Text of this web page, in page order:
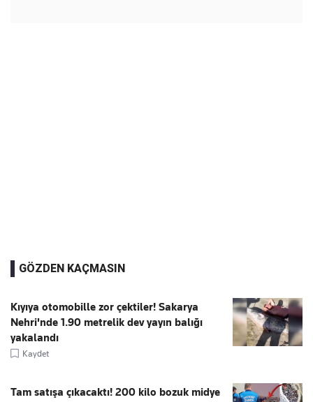
GÖZDEN KAÇMASIN
Kıyıya otomobille zor çektiler! Sakarya
Nehri'nde 1.90 metrelik dev yayın balığı
yakalandı
Kaydet
Tam satışa çıkacaktı! 200 kilo bozuk midye